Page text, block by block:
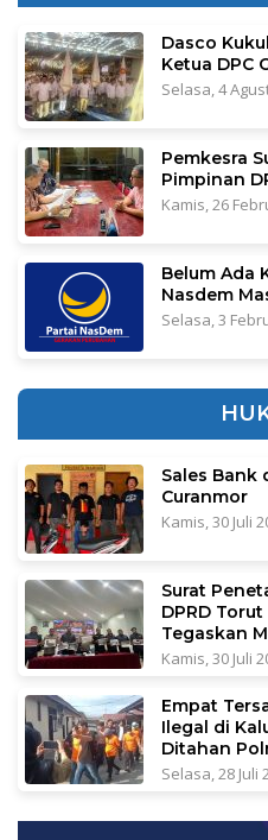
Dasco
Ketua DPC
Selasa, 4
Pemkesra
Pimpinan
Kamis, 26
Belum Ada
Nasdem
Selasa, 3
Sales Bank
Curanmor
Kamis, 30 Juli
Surat
DPRD
Tegaskan
Kamis, 30 Juli
Empat
Ilegal di
Ditahan
Selasa, 28 Juli